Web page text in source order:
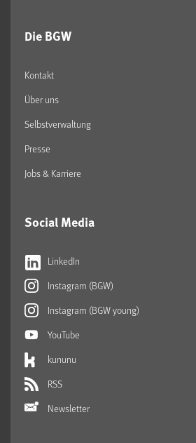
Die BGW
Kontakt
Über uns
Selbstverwaltung
Presse
Jobs & Karriere
Social Media
LinkedIn
Instagram (BGW)
Instagram (BGW young)
YouTube
kununu
RSS
Newsletter